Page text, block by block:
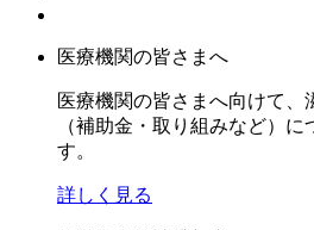
医療機関の皆さまへ
医療機関の皆さまへ向けて、
（補助金・取り組みなど）
す。
詳しく見る